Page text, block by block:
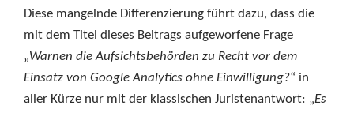
Diese mangelnde Differenzierung führt dazu, dass die
mit dem Titel dieses Beitrags aufgeworfene Frage
„Warnen die Aufsichtsbehörden zu Recht vor dem
Einsatz von Google Analytics ohne Einwilligung?“ in
aller Kürze nur mit der klassischen Juristenantwort: „Es